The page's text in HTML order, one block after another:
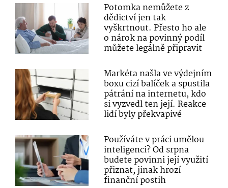
Potomka nemůžete z
dědictví jen tak
vyškrtnout. Přesto ho ale
o nárok na povinný podíl
můžete legálně připravit
Markéta našla ve výdejním
boxu cizí balíček a spustila
pátrání na internetu, kdo
si vyzvedl ten její. Reakce
lidí byly překvapivé
Používáte v práci umělou
inteligenci? Od srpna
budete povinni její využití
přiznat, jinak hrozí
finanční postih